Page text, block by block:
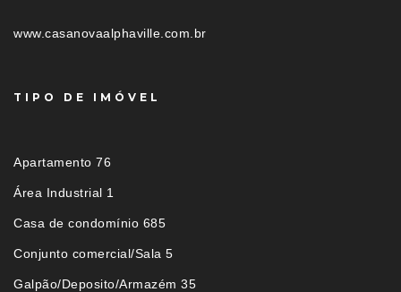
www.casanovaalphaville.com.br
TIPO DE IMÓVEL
Apartamento 76
Área Industrial 1
Casa de condomínio 685
Conjunto comercial/Sala 5
Galpão/Deposito/Armazém 35